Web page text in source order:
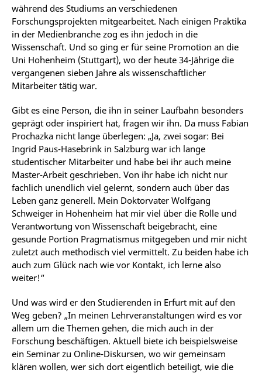
während des Studiums an verschiedenen
Forschungsprojekten mitgearbeitet. Nach einigen Praktika
in der Medienbranche zog es ihn jedoch in die
Wissenschaft. Und so ging er für seine Promotion an die
Uni Hohenheim (Stuttgart), wo der heute 34-Jährige die
vergangenen sieben Jahre als wissenschaftlicher
Mitarbeiter tätig war.
Gibt es eine Person, die ihn in seiner Laufbahn besonders
geprägt oder inspiriert hat, fragen wir ihn. Da muss Fabian
Prochazka nicht lange überlegen: „Ja, zwei sogar: Bei
Ingrid Paus-Hasebrink in Salzburg war ich lange
studentischer Mitarbeiter und habe bei ihr auch meine
Master-Arbeit geschrieben. Von ihr habe ich nicht nur
fachlich unendlich viel gelernt, sondern auch über das
Leben ganz generell. Mein Doktorvater Wolfgang
Schweiger in Hohenheim hat mir viel über die Rolle und
Verantwortung von Wissenschaft beigebracht, eine
gesunde Portion Pragmatismus mitgegeben und mir nicht
zuletzt auch methodisch viel vermittelt. Zu beiden habe ich
auch zum Glück nach wie vor Kontakt, ich lerne also
weiter!“
Und was wird er den Studierenden in Erfurt mit auf den
Weg geben? „In meinen Lehrveranstaltungen wird es vor
allem um die Themen gehen, die mich auch in der
Forschung beschäftigen. Aktuell biete ich beispielsweise
ein Seminar zu Online-Diskursen, wo wir gemeinsam
klären wollen, wer sich dort eigentlich beteiligt, wie die